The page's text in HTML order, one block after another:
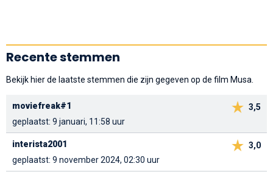
Recente stemmen
Bekijk hier de laatste stemmen die zijn gegeven op de film Musa.
3,5
moviefreak#1
geplaatst: 9 januari, 11:58 uur
3,0
interista2001
geplaatst: 9 november 2024, 02:30 uur